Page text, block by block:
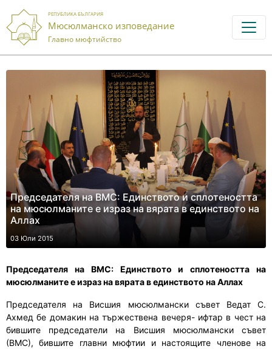
РЕПУБЛИКА БЪЛГАРИЯ
Мюсюлманско изповедание
Главно мюфтийство
Председателя на ВМС: Единството и сплотеността
на мюсюлманите е израз на вярата в единството на
Аллах
03 Юли 2015
Председателя на ВМС: Единството и сплотеността на
мюсюлманите е израз на вярата в единството на Аллах
Председателя на Висшия мюсюлмански съвет Ведат С.
Ахмед бе домакин на тържествена вечеря- ифтар в чест на
бившите председатели на Висшия мюсюлмански съвет
(ВМС), бившите главни мюфтии и настоящите членове на